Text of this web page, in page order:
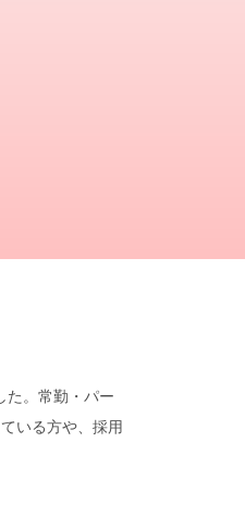
た。常勤・パー
いる方や、採用